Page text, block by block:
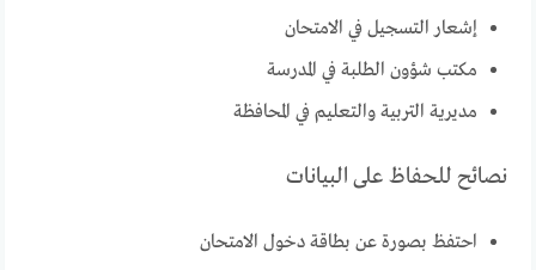
إشعار التسجيل في الامتحان
مكتب شؤون الطلبة في المدرسة
مديرية التربية والتعليم في المحافظة
نصائح للحفاظ على البيانات
احتفظ بصورة عن بطاقة دخول الامتحان